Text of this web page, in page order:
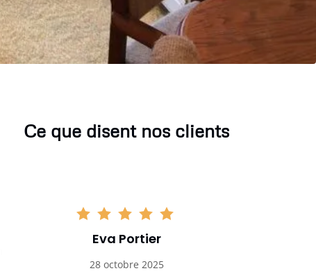
Ce que disent nos clients
Eva Portier
28 octobre 2025